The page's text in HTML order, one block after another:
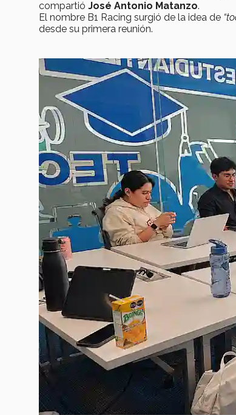
compartió José Antonio Matanzo.
El nombre B1 Racing surgió de la idea de
desde su primera reunión.